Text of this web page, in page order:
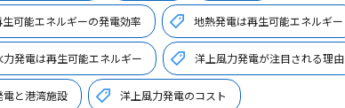
生可能エネルギーの発電効率 地熱発電は再生可能エネルギー
力発電は再生可能エネルギー 洋上風力発電が注目される理由
電と港湾施設 洋上風力発電のコスト